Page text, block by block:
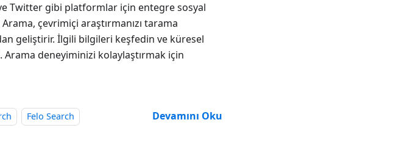
Twitter gibi platformlar için entegre sosyal
çevrimiçi araştırmanızı tarama
geliştirir. İlgili bilgileri keşfedin ve küresel
deneyiminizi kolaylaştırmak için
Felo Search
Devamını Oku